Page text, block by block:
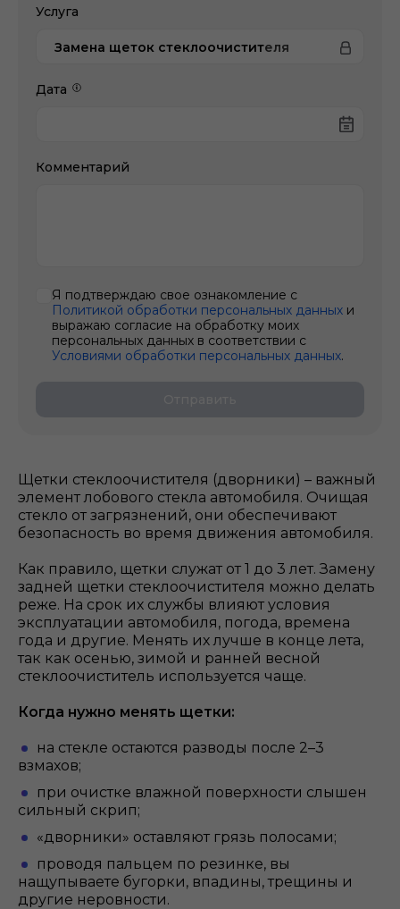
Щетки стеклоочистителя (дворники) – важный
элемент лобового стекла автомобиля. Очищая
стекло от загрязнений, они обеспечивают
безопасность во время движения автомобиля.
Как правило, щетки служат от 1 до 3 лет. Замену
задней щетки стеклоочистителя можно делать
реже. На срок их службы влияют условия
эксплуатации автомобиля, погода, времена
года и другие. Менять их лучше в конце лета,
так как осенью, зимой и ранней весной
стеклоочиститель используется чаще.
Когда нужно менять щетки:
на стекле остаются разводы после 2–3
взмахов;
при очистке влажной поверхности слышен
сильный скрип;
«дворники» оставляют грязь полосами;
проводя пальцем по резинке, вы
нащупываете бугорки, впадины, трещины и
другие неровности.
Услуга
Замена щеток стеклоочистителя
Дата
Комментарий
Я подтверждаю свое ознакомление с
Политикой обработки персональных данных и
выражаю согласие на обработку моих
персональных данных в соответствии с
Условиями обработки персональных данных.